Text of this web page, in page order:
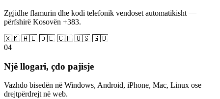
Zgjidhe flamurin dhe kodi telefonik vendoset automatikisht —
përfshirë Kosovën +383.
🇽🇰 🇦🇱 🇩🇪 🇨🇭 🇺🇸 🇬🇧
04
Një llogari, çdo pajisje
Vazhdo bisedën në Windows, Android, iPhone, Mac, Linux ose
drejtpërdrejt në web.